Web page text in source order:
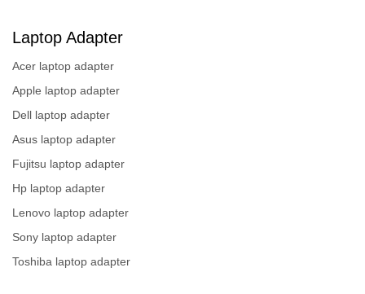
Laptop Adapter
Acer laptop adapter
Apple laptop adapter
Dell laptop adapter
Asus laptop adapter
Fujitsu laptop adapter
Hp laptop adapter
Lenovo laptop adapter
Sony laptop adapter
Toshiba laptop adapter